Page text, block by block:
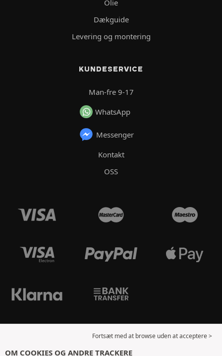
Olie
Dækguide
Levering og montering
KUNDESERVICE
Man-fre 9-17
WhatsApp
Messenger
Kontakt
OSS
Fortsæt med at browse uden at acceptere >
OM COOKIES OG ANDRE TRACKERE